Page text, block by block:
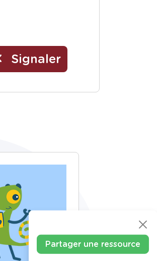
Signaler
Partager une ressource